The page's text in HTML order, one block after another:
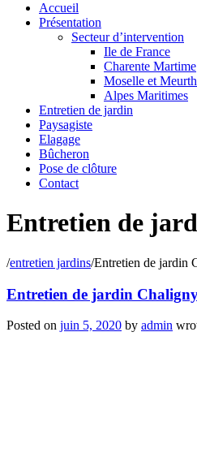
Accueil
Présentation
Secteur d’intervention
Ile de France
Charente Martime
Moselle et
Alpes Maritimes
Entretien de jardin
Paysagiste
Elagage
Bûcheron
Pose de clôture
Contact
Entretien de
/entretien jardins/Entretien de jardin
Entretien de jardin
Posted on juin 5, 2020 by admin